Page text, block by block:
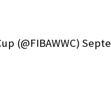
(@FIBAWWC)